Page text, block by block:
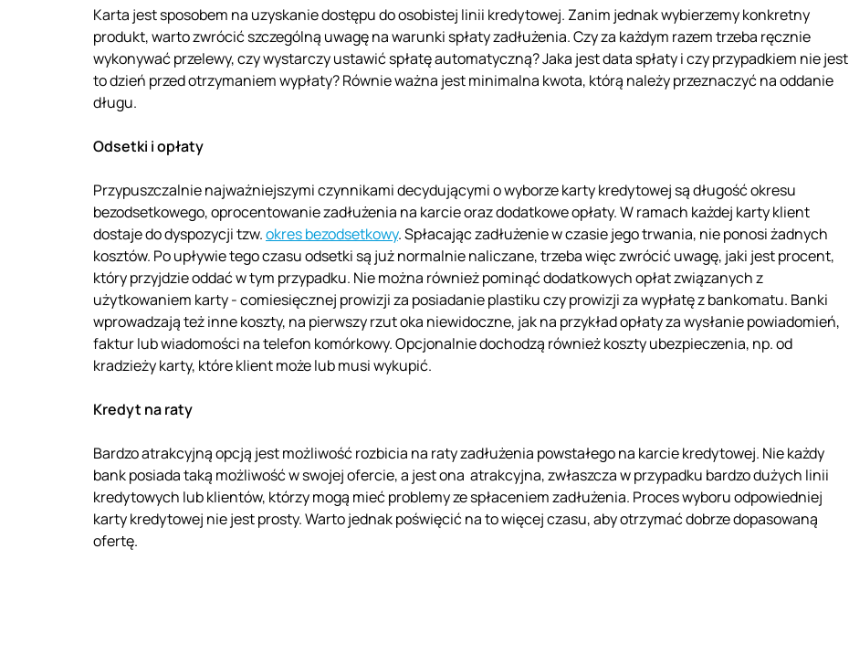
Karta jest sposobem na uzyskanie dostępu do osobistej linii kredytowej. Zanim jednak wybierzemy konkretny
produkt, warto zwrócić szczególną uwagę na warunki spłaty zadłużenia. Czy za każdym razem trzeba ręcznie
wykonywać przelewy, czy wystarczy ustawić spłatę automatyczną? Jaka jest data spłaty i czy przypadkiem nie jest
to dzień przed otrzymaniem wypłaty? Równie ważna jest minimalna kwota, którą należy przeznaczyć na oddanie
długu.
Odsetki i opłaty
Przypuszczalnie najważniejszymi czynnikami decydującymi o wyborze karty kredytowej są długość okresu
bezodsetkowego, oprocentowanie zadłużenia na karcie oraz dodatkowe opłaty. W ramach każdej karty klient
dostaje do dyspozycji tzw.okres bezodsetkowy. Spłacając zadłużenie w czasie jego trwania, nie ponosi żadnych
kosztów. Po upływie tego czasu odsetki są już normalnie naliczane, trzeba więc zwrócić uwagę, jaki jest procent,
który przyjdzie oddać w tym przypadku. Nie można również pominąć dodatkowych opłat związanych z
użytkowaniem karty - comiesięcznej prowizji za posiadanie plastiku czy prowizji za wypłatę z bankomatu. Banki
wprowadzają też inne koszty, na pierwszy rzut oka niewidoczne, jak na przykład opłaty za wysłanie powiadomień,
faktur lub wiadomości na telefon komórkowy. Opcjonalnie dochodzą również koszty ubezpieczenia, np. od
kradzieży karty, które klient może lub musi wykupić.
Kredyt na raty
Bardzo atrakcyjną opcją jest możliwość rozbicia na raty zadłużenia powstałego na karcie kredytowej. Nie każdy
bank posiada taką możliwość w swojej ofercie, a jest ona atrakcyjna, zwłaszcza w przypadku bardzo dużych linii
kredytowych lub klientów, którzy mogą mieć problemy ze spłaceniem zadłużenia. Proces wyboru odpowiedniej
karty kredytowej nie jest prosty. Warto jednak poświęcić na to więcej czasu, aby otrzymać dobrze dopasowaną
ofertę.